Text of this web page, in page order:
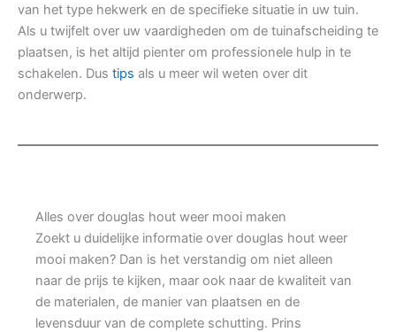
van het type hekwerk en de specifieke situatie in uw tuin.
Als u twijfelt over uw vaardigheden om de tuinafscheiding te
plaatsen, is het altijd pienter om professionele hulp in te
schakelen. Dus tips als u meer wil weten over dit
onderwerp.
Alles over douglas hout weer mooi maken
Zoekt u duidelijke informatie over douglas hout weer
mooi maken? Dan is het verstandig om niet alleen
naar de prijs te kijken, maar ook naar de kwaliteit van
de materialen, de manier van plaatsen en de
levensduur van de complete schutting. Prins